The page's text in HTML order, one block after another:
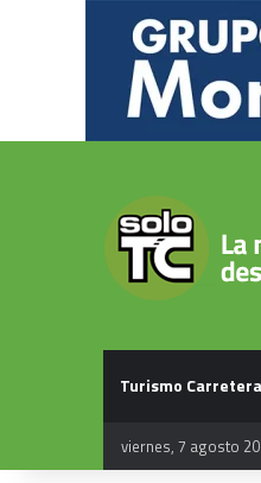
Turismo Carretera
viernes, 7 agosto